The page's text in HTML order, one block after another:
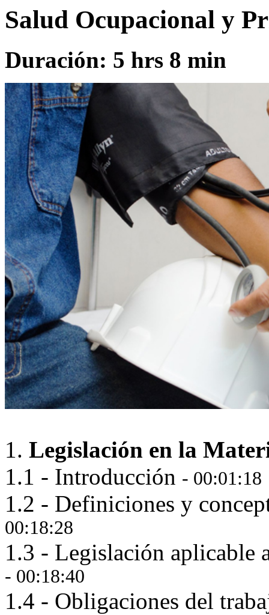
Salud Ocupacional y
Duración: 5 hrs 8 min
1. Legislación en la
1.1 - Introducción - 00:01:18
1.2 - Definiciones y
00:18:28
1.3 - Legislación aplicable
- 00:18:40
1.4 - Obligaciones del